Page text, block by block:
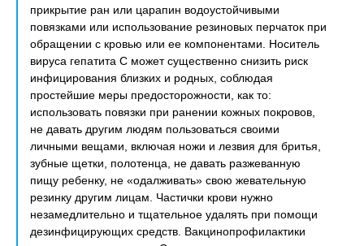
прикрытие ран или царапин водоустойчивыми
повязками или использование резиновых перчаток при
обращении с кровью или ее компонентами. Носитель
вируса гепатита С может существенно снизить риск
инфицирования близких и родных, соблюдая
простейшие меры предосторожности, как то:
использовать повязки при ранении кожных покровов,
не давать другим людям пользоваться своими
личными вещами, включая ножи и лезвия для бритья,
зубные щетки, полотенца, не давать разжеванную
пищу ребенку, не «одалживать» свою жевательную
резинку другим лицам. Частички крови нужно
незамедлительно и тщательное удалять при помощи
дезинфицирующих средств. Вакцинопрофилактики